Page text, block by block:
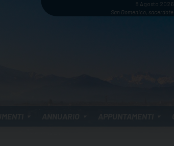
8 Agosto 2026
San Domenico, sacerdote